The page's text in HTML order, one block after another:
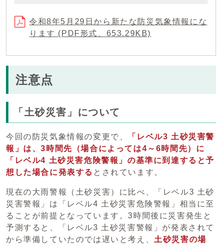
令和8年5月29日から新たな防災気象情報にな
ります (PDF形式、653.29KB)
注意点
「土砂災害」について
今回の防災気象情報の変更で、
「レベル3 土砂災害警
報」は、3時間先（場合によっては4～6時間先）に
「レベル4 土砂災害危険警報」の基準に到達すると予
想した場合に発表する とされています。
現在の大雨警報（土砂災害）に比べ、「レベル3 土砂
災害警報」は「レベル4 土砂災害危険警報」相当に至
ることが前提となっています。3時間後に災害発生と
予測すると、「レベル3 土砂災害警報」が発表されて
から準備していたのでは遅いと考え、 土砂災害の場